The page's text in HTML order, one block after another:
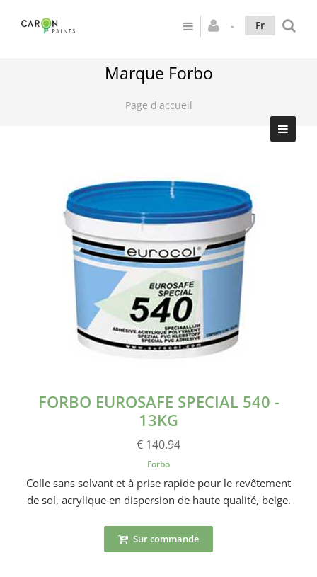
Fr
Marque Forbo
Page d'accueil
FORBO EUROSAFE SPECIAL 540 -
13KG
€ 140.94
Forbo
Colle sans solvant et à prise rapide pour le revêtement
de sol, acrylique en dispersion de haute qualité, beige.
Sur commande